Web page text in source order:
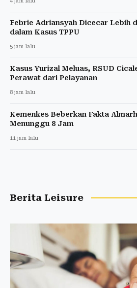
Febrie Adriansyah Dicecar Lebih
dalam Kasus TPPU
5 jam lalu
Kasus Yurizal Meluas, RSUD
Perawat dari Pelayanan
8 jam lalu
Kemenkes Beberkan Fakta
Menunggu 8 Jam
11 jam lalu
Berita Leisure